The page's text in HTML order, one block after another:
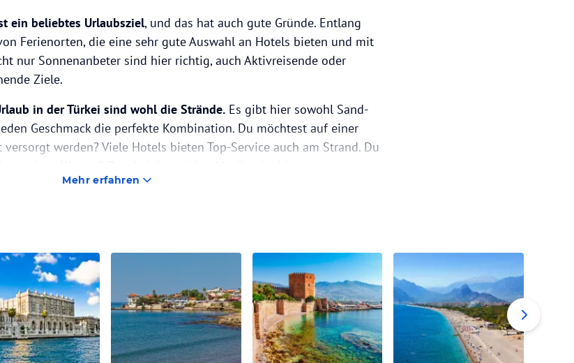
ein beliebtes Urlaubsziel, und das hat auch gute Gründe. Entlang
Ferienorten, die eine sehr gute Auswahl an Hotels bieten und mit
nur Sonnenanbeter sind hier richtig, auch Aktivreisende oder
Ziele.
in der Türkei sind wohl die Strände. Es gibt hier sowohl Sand-
Geschmack die perfekte Kombination. Du möchtest auf einer
werden? Viele Hotels bieten Top-Service auch am Strand. Du
Du Dich allein oder mit Deinen Freunden vergnügen kannst. Oder
die Wiege der Kultur, und dies hat viele Spuren hinterlassen. In
Du viele historische Gebäude und Ruinen und es gibt unzählige
Stätten. So kannst Du zum Beispiel Höhlengräber und eines
besuchen – das Grabmal von Mausolos.
Aktivurlaub machst, wirst Du spannende Ausflüge finden. Auf einer
Tour durch einen engen Canyon oder unter Wasser bei einem
Mehr erfahren